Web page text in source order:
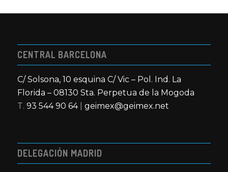
CENTRAL BARCELONA
C/ Solsona, 10 esquina C/ Vic – Pol. Ind. La
Florida – 08130 Sta. Perpetua de la Mogoda
T. 93 544 90 64| geimex@geimex.net
DELEGACIÓN MADRID